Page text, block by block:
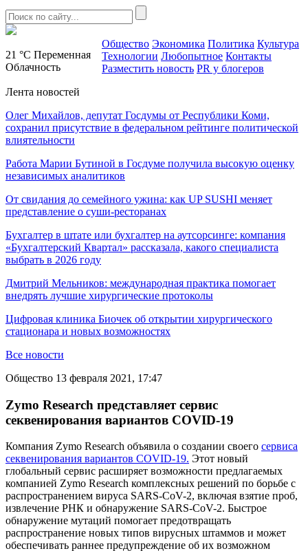
21 °C Переменная
Облачность
Общество Экономика Политика Культура
Технологии Любопытное Контакты
Разместить новость PR у блогеров
Лента новостей
Олег Михайлов, депутат Госдумы от Республики Коми,
сохранил присутствие в федеральном рейтинге политической
влиятельности
Работа Марии Бутиной в Госдуме получила высокую оценку
независимых аналитиков
От свидания до семейного ужина: как UP SUSHI меняет
представление о суши-ресторанах
Бухгалтер в штате или бухгалтер на аутсорсинге: компания
«Бухгалтерский Квартал» рассказала, какого специалиста
выбрать в 2026 году
Дмитрий Мельников: международная практика помогает
внедрять лучшие хирургические протоколы
Цифровая клиника Биочек об открытии хирургического
стационара и новых возможностях
Все новости
Общество 13 февраля 2021, 17:47
Zymo Research представляет сервис
секвенирования вариантов COVID-19
Компания Zymo Research объявила о создании своего сервиса
секвенирования вариантов COVID-19. Этот новый
глобальный сервис расширяет возможности предлагаемых
компанией Zymo Research комплексных решений по борьбе с
распространением вируса SARS-CoV-2, включая взятие проб,
извлечение РНК и обнаружение SARS-CoV-2. Быстрое
обнаружение мутаций помогает предотвращать
распространение новых типов вирусных штаммов и может
обеспечивать раннее предупреждение об их возможном